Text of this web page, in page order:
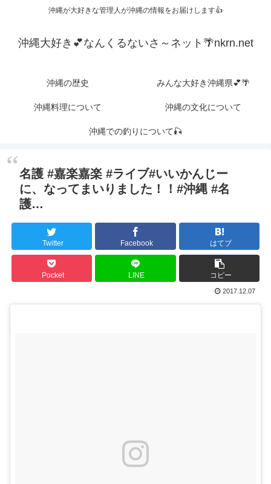
沖縄が大好きな管理人が沖縄の情報をお届けします👍
沖縄大好き💕なんくるないさ～ネット🌴nkrn.net
沖縄の歴史 みんな大好き沖縄県💕🌴
沖縄料理について 沖縄の文化について
沖縄での釣りについて🎣
名護 #嘉楽嘉楽 #ライブ#いいかんじー
に、なってまいりました！！#沖縄 #名
護…
Twitter Facebook はてブ
Pocket LINE コピー
2017.12.07